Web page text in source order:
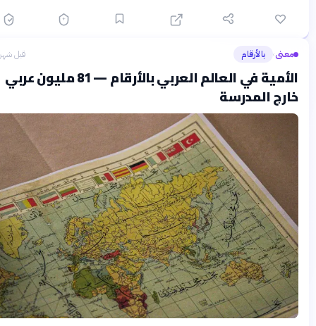
معنى› بالأرقام قبل شهرين
الأمية في العالم العربي بالأرقام — 81 مليون عربي
المدرسة